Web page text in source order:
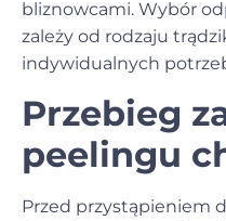
bliznowcami. Wybór
zależy od rodzaju
indywidualnych
Przebieg
peelingu
Przed przystąpieniem